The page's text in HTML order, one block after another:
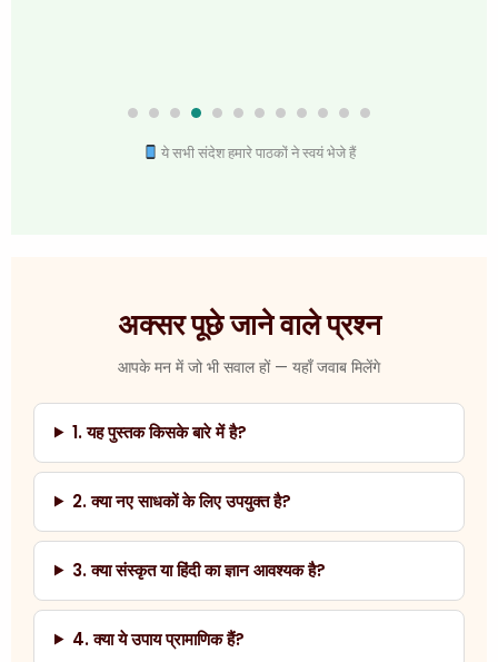
ये सभी संदेश हमारे पाठकों ने स्वयं भेजे हैं
अक्सर पूछे जाने वाले प्रश्न
आपके मन में जो भी सवाल हों — यहाँ जवाब मिलेंगे
1. यह पुस्तक किसके बारे में है?
2. क्या नए साधकों के लिए उपयुक्त है?
3. क्या संस्कृत या हिंदी का ज्ञान आवश्यक है?
4. क्या ये उपाय प्रामाणिक हैं?